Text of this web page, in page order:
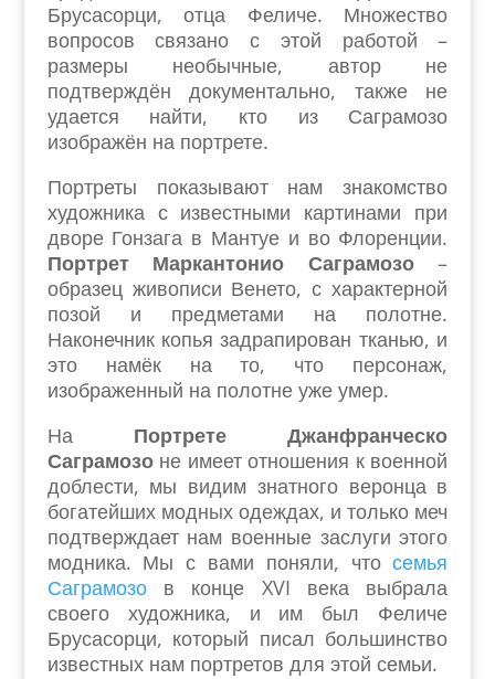
Брусасорци, отца Феличе. Множество
вопросов связано с этой работой –
размеры необычные, автор не
подтверждён документально, также не
удается найти, кто из Саграмозо
изображён на портрете.
Портреты показывают нам знакомство
художника с известными картинами при
дворе Гонзага в Мантуе и во Флоренции.
Портрет Маркантонио Саграмозо–
образец живописи Венето, с характерной
позой и предметами на полотне.
Наконечник копья задрапирован тканью, и
это намёк на то, что персонаж,
изображенный на полотне уже умер.
На Портрете Джанфранческо
Саграмозоне имеет отношения к военной
доблести, мы видим знатного веронца в
богатейших модных одеждах, и только меч
подтверждает нам военные заслуги этого
модника. Мы с вами поняли, чтосемья
Саграмозо в конце XVI века выбрала
своего художника, и им был Феличе
Брусасорци, который писал большинство
известных нам портретов для этой семьи.